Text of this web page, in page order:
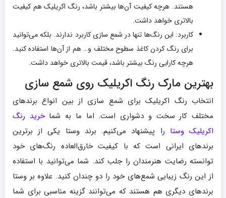
هستند. هرچه کیفیت آن‌ها بیشتر باشد، رنگ اکریلیک هم کیفیت
بالاتری خواهد داشت.
کاربرد: این رنگ‌ها تنها در شمع سازی کاربرد ندارند. بلکه می‌توانید
برای رنگ کردن کاغذ سطوح مختلف و… هم از آن‌ها استفاده کنید.
هرچه کارایی رنگ بیشتر باشد، قیمت بالاتری خواهد داشت.
بهترین مارک رنگ اکریلیک روی شمع سازی
انتخاب رنگ اکریلیک برای شمع سازی از بین انواع برندهای
مختلف کار سخت و دشواری است. اما ما به شماخرید رنگ
اکریلیک وستا را پیشنهاد می‌کنیم. برند وستا یکی از برترین
برندهای ایرانی است که با کیفیت خارق‌العاده رنگ‌های خود
توانسته رضایت هنرمندان را جلب کند. شما می‌توانید با استفاده
از این رنگ زیبایی شمع‌های خود را دو چندان کنید. علاوه بر وستا
برندهای دیگری هم هستند که می‌توانند گزینه مناسبی برای شما